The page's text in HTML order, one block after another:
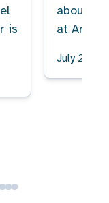
is
about
at Arch
July 2026